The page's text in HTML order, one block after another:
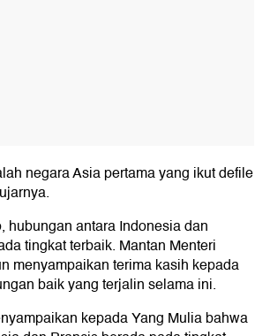
negara Asia pertama yang ikut defile
hubungan antara Indonesia dan
tingkat terbaik. Mantan Menteri
menyampaikan terima kasih kepada
baik yang terjalin selama ini.
kepada Yang Mulia bahwa